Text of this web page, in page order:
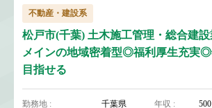
不動産・建設系
松戸市(千葉) 土木施工管理・総合建
メインの地域密着型◎福利厚生充実◎
目指せる
勤務地 : 千葉県 年収 :